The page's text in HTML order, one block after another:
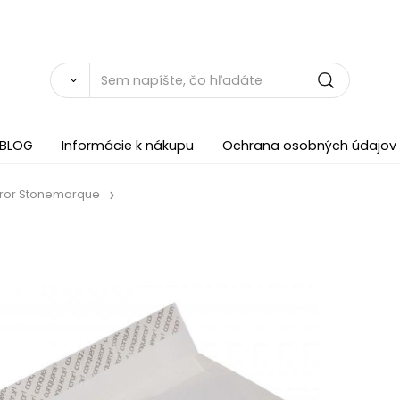
BLOG Informácie k nákupu Ochrana osobných údajov
Stonemarque